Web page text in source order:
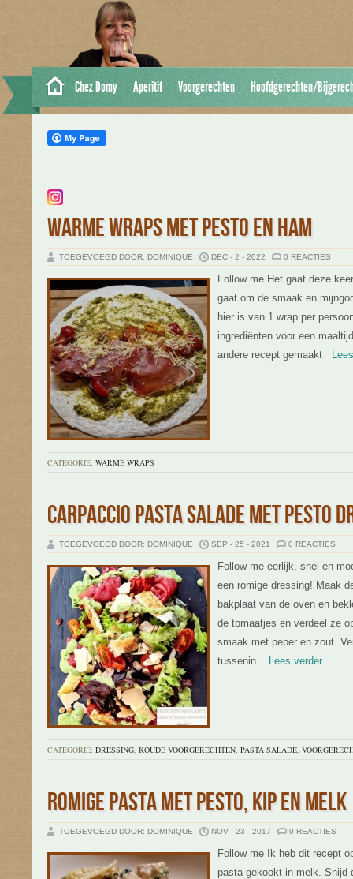
Chez Domy Aperitif Voorgerechten Hoofdgerechten/
WARME WRAPS MET PESTO EN HAM
TOEGEVOEGD DOOR: DOMINIQUE DEC - 2 - 2022 0 REACTIES
Follow me Het gaat deze
gaat om de smaak en
hier is van 1 wrap per
ingrediënten voor een
andere recept gemaakt
CATEGORIE: WARME WRAPS
CARPACCIO PASTA SALADE MET PESTO
TOEGEVOEGD DOOR: DOMINIQUE SEP - 25 - 2021 0 REACTIES
Follow me eerlijk, snel en
een romige dressing! Maak
bakplaat van de oven en
de tomaatjes en verdeel ze
smaak met peper en zout.
tussenin. Lees verder...
CATEGORIE: DRESSING, KOUDE VOORGERECHTEN, PASTA SALADE,
ROMIGE PASTA MET PESTO, KIP EN MELK
TOEGEVOEGD DOOR: DOMINIQUE NOV - 23 - 2017 0 REACTIES
Follow me Ik heb dit recept
pasta gekookt in melk. Snijd